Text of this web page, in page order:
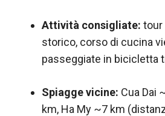
Attività consigliate: tour
storico, corso di cucina
passeggiate in bicicletta
Spiagge vicine: Cua Dai
km, Ha My ~7 km